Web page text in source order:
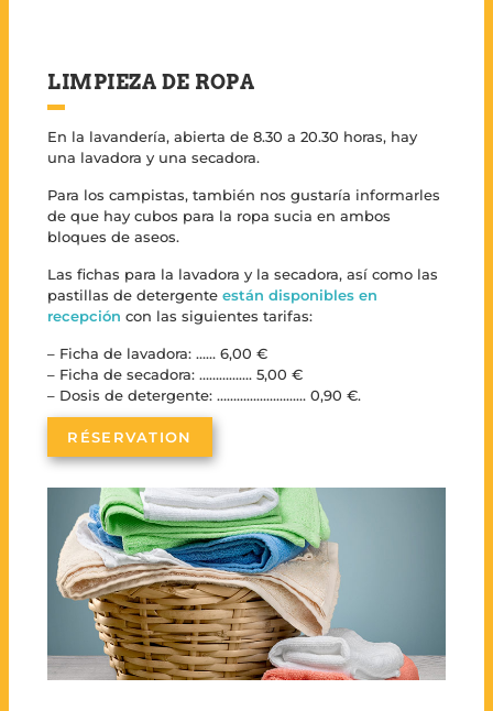
LIMPIEZA DE ROPA
En la lavandería, abierta de 8.30 a 20.30 horas, hay
una lavadora y una secadora.
Para los campistas, también nos gustaría informarles
de que hay cubos para la ropa sucia en ambos
bloques de aseos.
Las fichas para la lavadora y la secadora, así como las
pastillas de detergente están disponibles en
recepción con las siguientes tarifas:
– Ficha de lavadora: …… 6,00 €
– Ficha de secadora: ……………. 5,00 €
– Dosis de detergente: ……………………… 0,90 €.
RÉSERVATION